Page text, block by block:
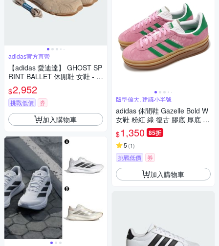
adidas官方直營
【adidas 愛迪達】 GHOST SP
RINT BALLET 休閒鞋 女鞋 - O
riginals KI7738
$2,952
挑戰低價 券
加入購物車
版型偏大, 建議小半號
adidas 休閒鞋 Gazelle Bold W
女鞋 粉紅 綠 復古 膠底 厚底 增
高 愛迪達 IE0420
$1,350 85折
5 (1)
挑戰低價 券
加入購物車